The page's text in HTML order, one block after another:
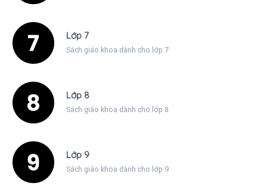
Lớp 7
Sách giáo khoa dành cho lớp 7
Lớp 8
Sách giáo khoa dành cho lớp 8
Lớp 9
Sách giáo khoa dành cho lớp 9